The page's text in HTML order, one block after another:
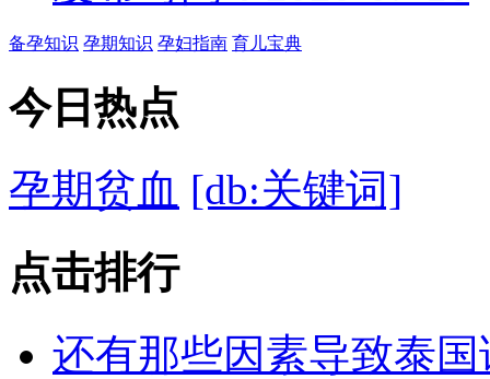
备孕知识 孕期知识 孕妇指南 育儿宝典
今日 热点
孕期贫血 [db:关键词]
点击排行
还有那些因素导致泰